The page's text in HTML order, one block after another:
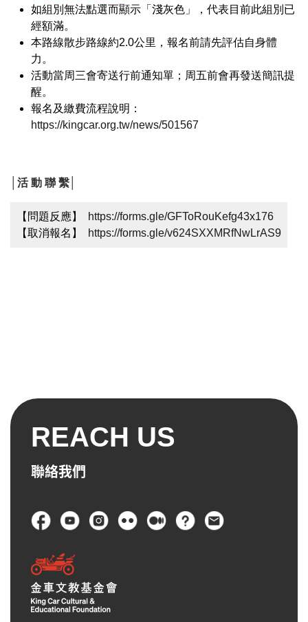
如組別無法點選而顯示「淺灰色」，代表目前此組別已
經額滿。
本路線散步路線約2.0公里，報名前請先評估自身體
力。
活動當周三會寄送行前通知單；周五前會再發送簡訊提
醒。
報名及繳費流程說明：
https://kingcar.org.tw/news/501567
│活 動 聯 繫│
【問題反應】
https://forms.gle/GFToRouKefg43x176
【取消報名】
https://forms.gle/v624SXXMRfNwLrAS9
REACH US
聯絡我們
頁尾